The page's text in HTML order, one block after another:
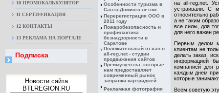
10 ПРОМОКАЛЬКУЛЯТОР
11 СЕРТИФИКАЦИЯ
12 КОНТАКТЫ
13 РЕКЛАМА НА ПОРТАЛЕ
Подписка
Новости сайта
BTLREGION.RU
Особенности туризма в
Санто-Доминго летом
Перерегистрация ООО в
2011 году
Пожаробезопасность и
профилактика
безнадзорности в
Саратове
Положительный отзыв о
all-reg.net - студии
продвижения сайтов
Преимущества, которые
нам предоставляет
современный рынок
заправки картриджей
Рекламная фотография
на all-reg.net.
устраивали. С
относительно
а не таким
все силы, для
для него важен
Первым делом
клиентам не
делать заказ,
информацией
компанией для
каждым днем
которые
Всем советую